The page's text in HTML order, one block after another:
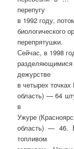
перепугу
в 1992 году,
биологического
перепрятушки.
Сейчас, в 1998
дежурстве
в четырех
область) — 64
в
Ужуре
область) — 46.
топливом